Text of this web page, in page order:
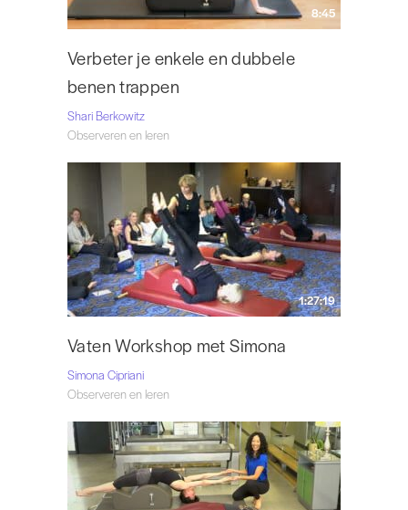
8:45
Verbeter je enkele en dubbele
benen trappen
Shari Berkowitz
Observeren en leren
1:27:19
Vaten Workshop met Simona
Simona Cipriani
Observeren en leren